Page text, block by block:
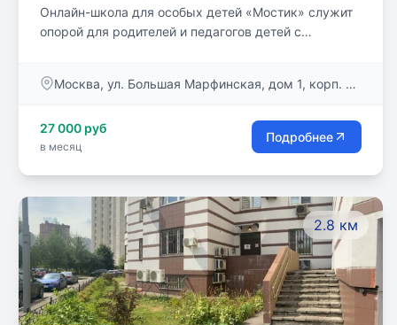
Онлайн-школа для особых детей «Мостик» служит
опорой для родителей и педагогов детей с
Москва, ул. Большая Марфинская, дом 1, корп. 3,
27 000 руб
в месяц
Подробнее
2.8 км